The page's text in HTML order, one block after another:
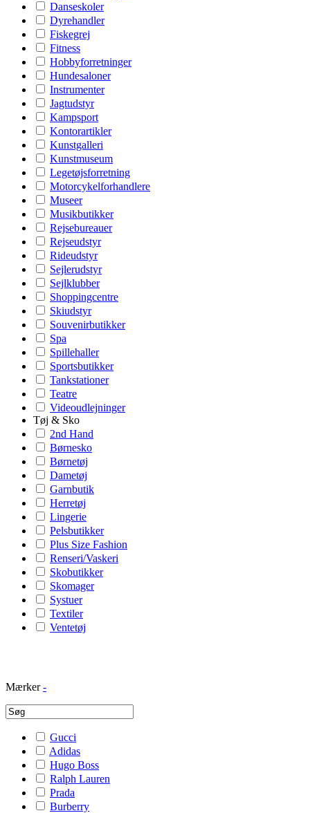
Danseskoler
Dyrehandler
Fiskegrej
Fitness
Hobbyforretninger
Hundesaloner
Instrumenter
Jagtudstyr
Kampsport
Kontorartikler
Kunstgalleri
Kunstmuseum
Legetøjsforretning
Motorcykelforhandlere
Museer
Musikbutikker
Rejsebureauer
Rejseudstyr
Rideudstyr
Sejlerudstyr
Sejlklubber
Shoppingcentre
Skiudstyr
Souvenirbutikker
Spa
Spillehaller
Sportsbutikker
Tankstationer
Teatre
Videoudlejninger
Tøj & Sko
2nd Hand
Børnesko
Børnetøj
Dametøj
Garnbutik
Herretøj
Lingerie
Pelsbutikker
Plus Size Fashion
Renseri/Vaskeri
Skobutikker
Skomager
Systuer
Textiler
Ventetøj
Mærker -
Gucci
Adidas
Hugo Boss
Ralph Lauren
Prada
Burberry